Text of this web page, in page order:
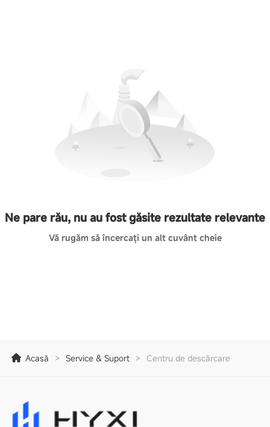
Ne pare rău, nu au fost găsite rezultate relevante
Vă rugăm să încercați un alt cuvânt cheie
Acasă > Service & Suport > Centru de descărcare